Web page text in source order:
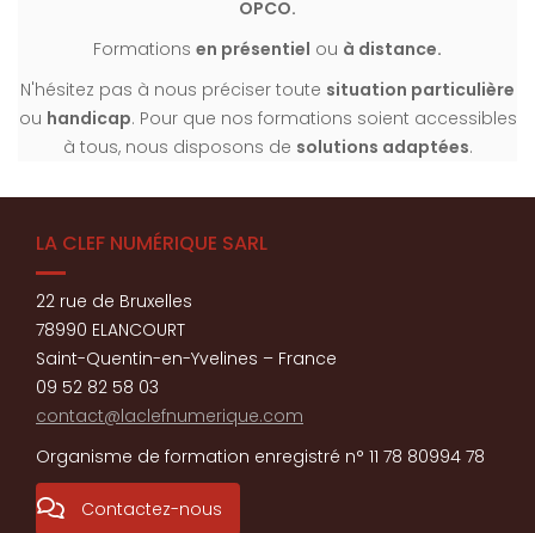
OPCO.
Formations en présentiel ou à distance.
N'hésitez pas à nous préciser toute situation particulière
ou handicap. Pour que nos formations soient accessibles
à tous, nous disposons de solutions adaptées.
LA CLEF NUMÉRIQUE SARL
22 rue de Bruxelles
78990 ELANCOURT
Saint-Quentin-en-Yvelines – France
09 52 82 58 03
contact@laclefnumerique.com
Organisme de formation enregistré n° 11 78 80994 78
Contactez-nous